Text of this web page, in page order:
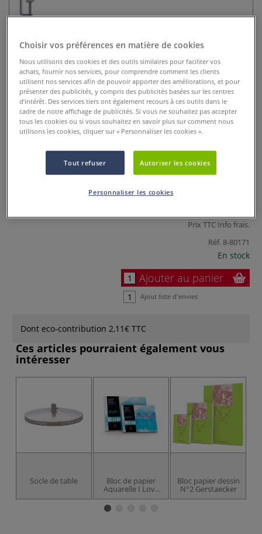
Lampe d'atelier Slimline 4
Daylight
0 Commentaires
Lampe d'atelier Slimline 4™ daylight®, design fin et flexible.
3 200 lux, 6 000 K, CRI 95+, port USB-C et pince pour bureau
Plus
Prix TTC Info frais.
Réf. 8-80171
En stock
Ajouter au panier
Ajout liste d'envies
Dont eco-contribution 2,11€ TTC
Ces articles pourraient également vous
intéresser
Socle de table Bloc de papier
Aquarelle I Love
Art
Bloc papier dessin
N°2 Gerstaecker
Choisir vos préférences en matière de cookies
Nous utilisons des cookies et des outils similaires pour faciliter vos
achats, fournir nos services, pour comprendre comment les clients
utilisent nos services afin de pouvoir apporter des améliorations, et pour
présenter des publicités, y compris des publicités basées sur les centres
d’intérêt. Des services tiers ont également recours à ces outils dans le
cadre de notre affichage de publicités. Si vous ne souhaitez pas accepter
tous les cookies ou si vous souhaitez en savoir plus sur comment nous
utilisons les cookies, cliquer sur « Personnaliser les cookies ».
Tout refuser Autoriser les cookies
Personnaliser les cookies